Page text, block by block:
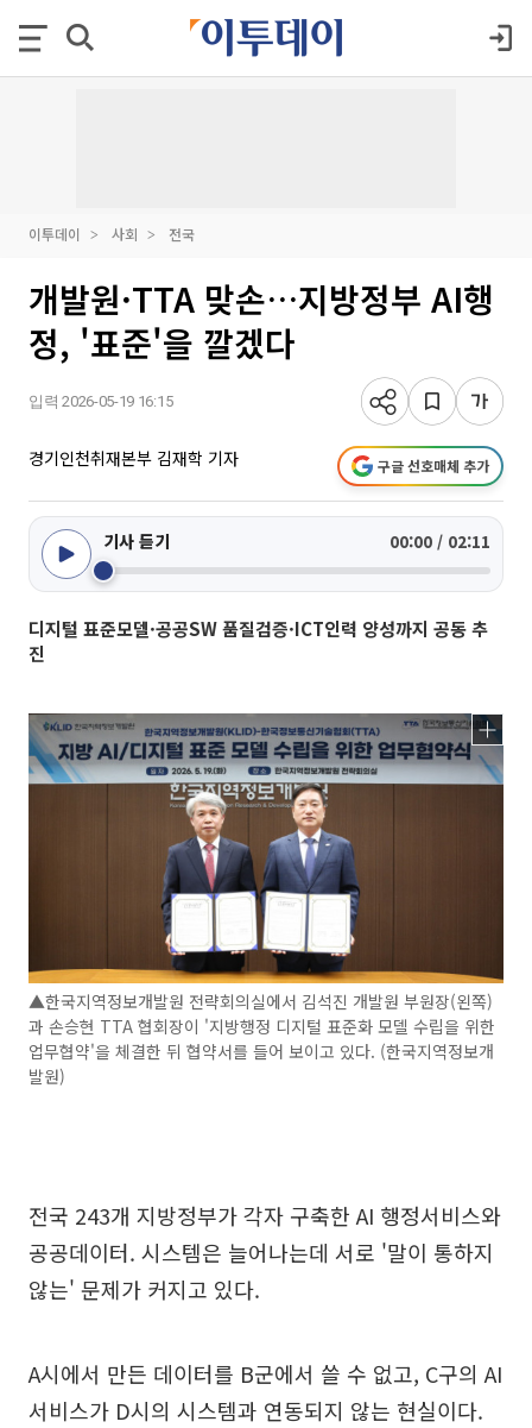
이투데이 사회 전국
개발원·TTA 맞손…지방정부 AI행
정, '표준'을 깔겠다
입력 2026-05-19 16:15
경기인천취재본부 김재학 기자 구글 선호매체 추가
기사 듣기 00:00 / 02:11
디지털 표준모델·공공SW 품질검증·ICT인력 양성까지 공동 추
진
▲한국지역정보개발원 전략회의실에서 김석진 개발원 부원장(왼쪽)
과 손승현 TTA 협회장이 '지방행정 디지털 표준화 모델 수립을 위한
업무협약'을 체결한 뒤 협약서를 들어 보이고 있다. (한국지역정보개
발원)
전국 243개 지방정부가 각자 구축한 AI 행정서비스와
공공데이터. 시스템은 늘어나는데 서로 '말이 통하지
않는' 문제가 커지고 있다.
A시에서 만든 데이터를 B군에서 쓸 수 없고, C구의 AI
서비스가 D시의 시스템과 연동되지 않는 현실이다.